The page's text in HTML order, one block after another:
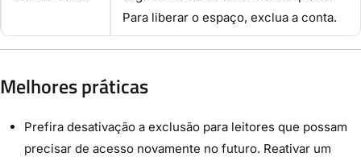
Para liberar o espaço, exclua a conta.
Melhores práticas
Prefira desativação a exclusão para leitores que possam
precisar de acesso novamente no futuro. Reativar um